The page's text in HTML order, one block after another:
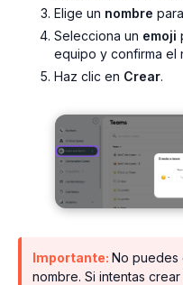
Elige un nombre
Selecciona un emoji
equipo y confirma el
Haz clic en Crear.
Importante: No puedes
nombre. Si intentas